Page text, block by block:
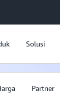
Solusi
Partner